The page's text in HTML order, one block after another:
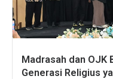
Madrasah dan OJK
Generasi Religius